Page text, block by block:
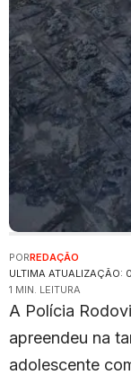
ULTIMA
PORREDAÇÃO
1 MIN. LEITURA
A Polícia
apreendeu na
adolescente